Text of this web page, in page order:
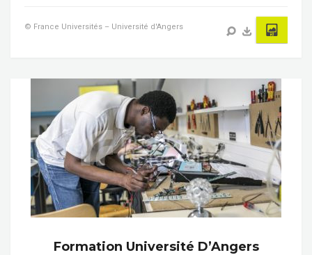
© France Universités – Université d'Angers
Formation Université D’Angers